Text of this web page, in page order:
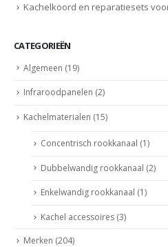
Kachelkoord en reparatiesets
CATEGORIEËN
Algemeen (19)
Infraroodpanelen (2)
Kachelmaterialen (15)
Concentrisch rookkanaal (1)
Dubbelwandig rookkanaal (2)
Enkelwandig rookkanaal (1)
Kachel accessoires (3)
Merken (204)